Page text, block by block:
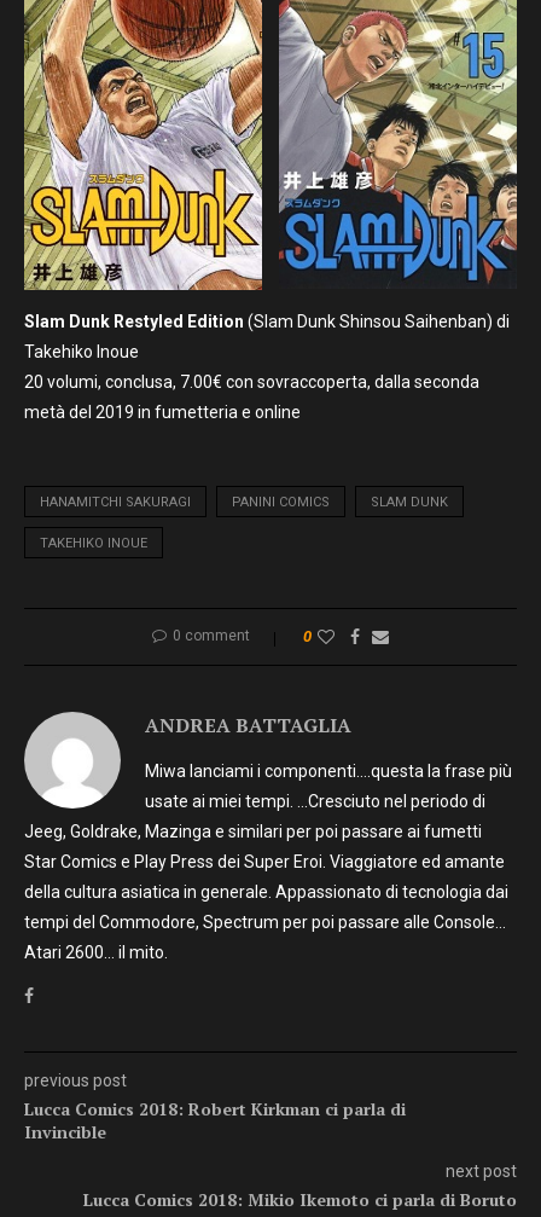
Slam Dunk Restyled Edition (Slam Dunk Shinsou Saihenban) di
Takehiko Inoue
20 volumi, conclusa, 7.00€ con sovraccoperta, dalla seconda
metà del 2019 in fumetteria e online
HANAMITCHI SAKURAGI PANINI COMICS SLAM DUNK
TAKEHIKO INOUE
0 comment 0
ANDREA BATTAGLIA
Miwa lanciami i componenti….questa la frase più
usate ai miei tempi. …Cresciuto nel periodo di
Jeeg, Goldrake, Mazinga e similari per poi passare ai fumetti
Star Comics e Play Press dei Super Eroi. Viaggiatore ed amante
della cultura asiatica in generale. Appassionato di tecnologia dai
tempi del Commodore, Spectrum per poi passare alle Console…
Atari 2600… il mito.
previous post
Lucca Comics 2018: Robert Kirkman ci parla di
Invincible
next post
Lucca Comics 2018: Mikio Ikemoto ci parla di Boruto